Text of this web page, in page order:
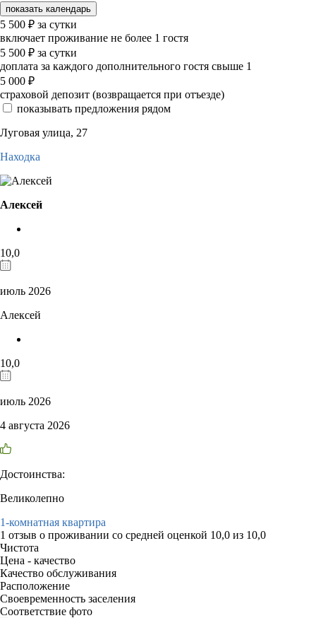
показать календарь
5 500 ₽ за сутки
включает проживание не более 1 гостя
5 500 ₽ за сутки
доплата за каждого дополнительного гостя свыше 1
5 000 ₽
страховой депозит (возвращается при отъезде)
показывать предложения рядом
Луговая улица, 27
Находка
Алексей
10,0
июль 2026
Алексей
10,0
июль 2026
4 августа 2026
Достоинства:
Великолепно
1-комнатная квартира
1 отзыв о проживании со средней оценкой 10,0 из 10,0
Чистота
Цена - качество
Качество обслуживания
Расположение
Своевременность заселения
Соответствие фото